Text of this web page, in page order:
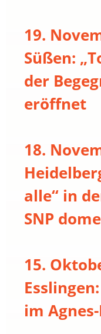
19.
Süßen:
der
eröffnet
18.
alle“ in
SNP
15.
im